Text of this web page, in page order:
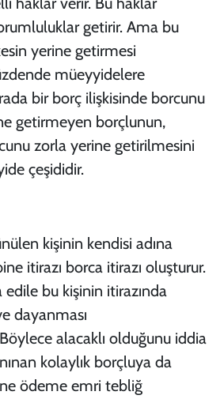
getirir. Ama bu
yerine getirmesi
müeyyidelere
bir borç ilişkisinde borcunu
getirmeyen borçlunun,
zorla yerine getirilmesini
çeşididir.
kişinin kendisi adına
itirazı borca itirazı oluşturur.
bu kişinin itirazında
dayanması
alacaklı olduğunu iddia
kolaylık borçluya da
ödeme emri tebliğ